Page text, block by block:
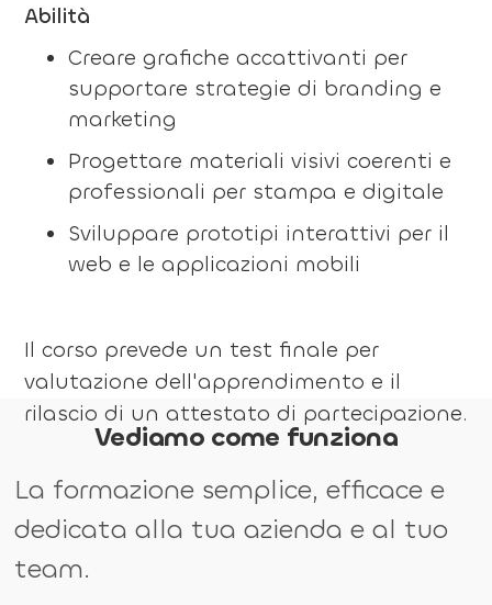
Abilità
Creare grafiche accattivanti per
supportare strategie di branding e
marketing
Progettare materiali visivi coerenti e
professionali per stampa e digitale
Sviluppare prototipi interattivi per il
web e le applicazioni mobili
Il corso prevede un test finale per
valutazione dell'apprendimento e il
rilascio di un attestato di partecipazione.
Vediamo come funziona
La formazione semplice, efficace e
dedicata alla tua azienda e al tuo
team.